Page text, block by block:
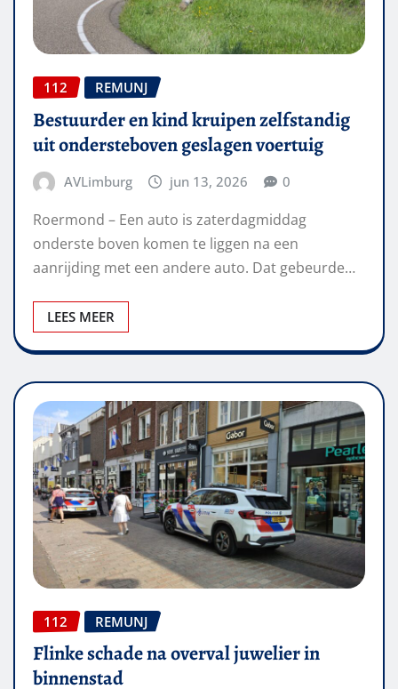
112 REMUNJ
Bestuurder en kind kruipen zelfstandig
uit ondersteboven geslagen voertuig
AVLimburg jun 13, 2026 0
Roermond – Een auto is zaterdagmiddag
onderste boven komen te liggen na een
aanrijding met een andere auto. Dat gebeurde…
LEES MEER
112 REMUNJ
Flinke schade na overval juwelier in
binnenstad